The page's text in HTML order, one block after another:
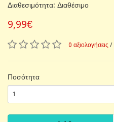
Διαθεσιμότητα: Διαθέσιμο
9,99€
0 αξιολογήσεις /
Ποσότητα